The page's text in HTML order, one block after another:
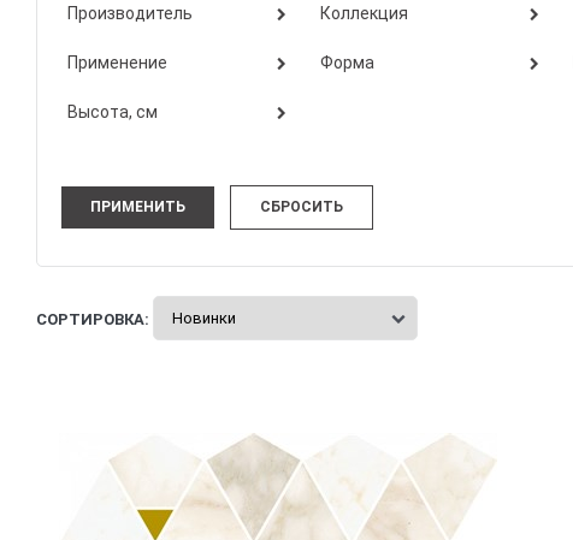
Производитель Коллекция
Применение Форма
Высота, см
СОРТИРОВКА: